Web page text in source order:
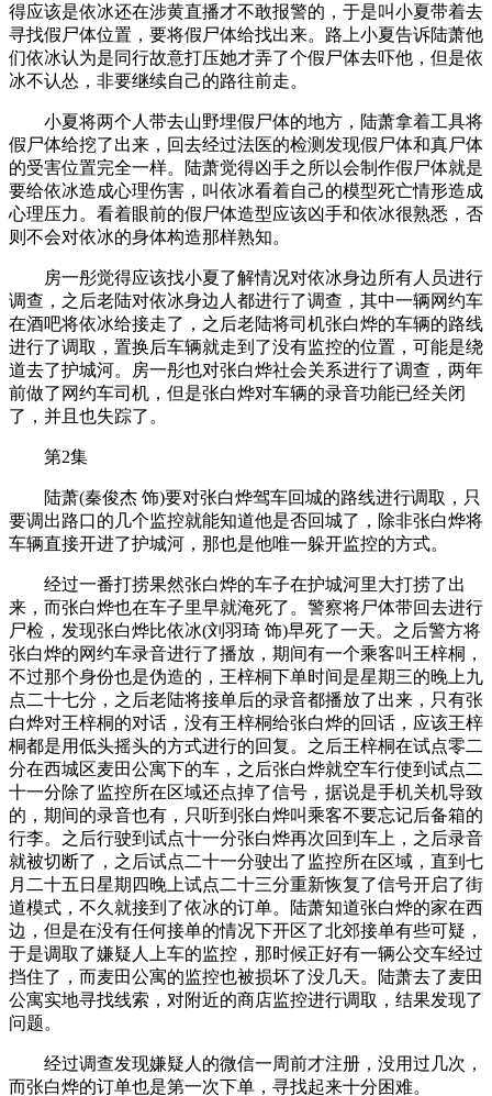
得应该是依冰还在涉黄直播才不敢报警的，于是叫小夏带着去
寻找假尸体位置，要将假尸体给找出来。路上小夏告诉陆萧他
们依冰认为是同行故意打压她才弄了个假尸体去吓他，但是依
冰不认怂，非要继续自己的路往前走。
小夏将两个人带去山野埋假尸体的地方，陆萧拿着工具将
假尸体给挖了出来，回去经过法医的检测发现假尸体和真尸体
的受害位置完全一样。陆萧觉得凶手之所以会制作假尸体就是
要给依冰造成心理伤害，叫依冰看着自己的模型死亡情形造成
心理压力。看着眼前的假尸体造型应该凶手和依冰很熟悉，否
则不会对依冰的身体构造那样熟知。
房一彤觉得应该找小夏了解情况对依冰身边所有人员进行
调查，之后老陆对依冰身边人都进行了调查，其中一辆网约车
在酒吧将依冰给接走了，之后老陆将司机张白烨的车辆的路线
进行了调取，置换后车辆就走到了没有监控的位置，可能是绕
道去了护城河。房一彤也对张白烨社会关系进行了调查，两年
前做了网约车司机，但是张白烨对车辆的录音功能已经关闭
了，并且也失踪了。
第2集
陆萧(秦俊杰 饰)要对张白烨驾车回城的路线进行调取，只
要调出路口的几个监控就能知道他是否回城了，除非张白烨将
车辆直接开进了护城河，那也是他唯一躲开监控的方式。
经过一番打捞果然张白烨的车子在护城河里大打捞了出
来，而张白烨也在车子里早就淹死了。警察将尸体带回去进行
尸检，发现张白烨比依冰(刘羽琦 饰)早死了一天。之后警方将
张白烨的网约车录音进行了播放，期间有一个乘客叫王梓桐，
不过那个身份也是伪造的，王梓桐下单时间是星期三的晚上九
点二十七分，之后老陆将接单后的录音都播放了出来，只有张
白烨对王梓桐的对话，没有王梓桐给张白烨的回话，应该王梓
桐都是用低头摇头的方式进行的回复。之后王梓桐在试点零二
分在西城区麦田公寓下的车，之后张白烨就空车行使到试点二
十一分除了监控所在区域还点掉了信号，据说是手机关机导致
的，期间的录音也有，只听到张白烨叫乘客不要忘记后备箱的
行李。之后行驶到试点十一分张白烨再次回到车上，之后录音
就被切断了，之后试点二十一分驶出了监控所在区域，直到七
月二十五日星期四晚上试点二十三分重新恢复了信号开启了街
道模式，不久就接到了依冰的订单。陆萧知道张白烨的家在西
边，但是在没有任何接单的情况下开区了北郊接单有些可疑，
于是调取了嫌疑人上车的监控，那时候正好有一辆公交车经过
挡住了，而麦田公寓的监控也被损坏了没几天。陆萧去了麦田
公寓实地寻找线索，对附近的商店监控进行调取，结果发现了
问题。
经过调查发现嫌疑人的微信一周前才注册，没用过几次，
而张白烨的订单也是第一次下单，寻找起来十分困难。